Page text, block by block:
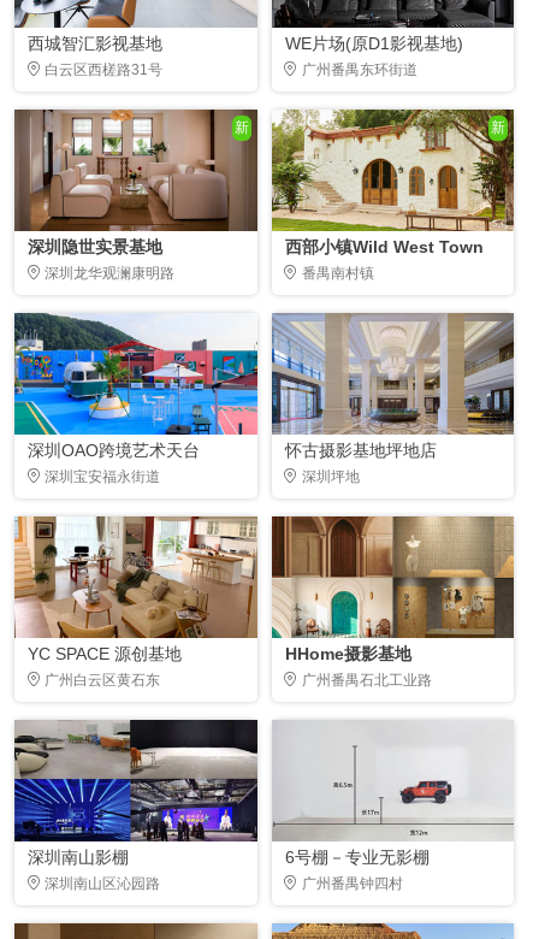
西城智汇影视基地
白云区西槎路31号
WE片场(原D1影视基地)
广州番禺东环街道
新
深圳隐世实景基地
深圳龙华观澜康明路
新
西部小镇Wild West Town
番禺南村镇
深圳OAO跨境艺术天台
深圳宝安福永街道
怀古摄影基地坪地店
深圳坪地
YC SPACE 源创基地
广州白云区黄石东
HHome摄影基地
广州番禺石北工业路
深圳南山影棚
深圳南山区沁园路
6号棚－专业无影棚
广州番禺钟四村